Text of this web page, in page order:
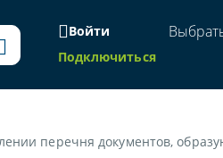
Войти
Подключиться
общей юрисдикции Республики Беларусь, с указанием